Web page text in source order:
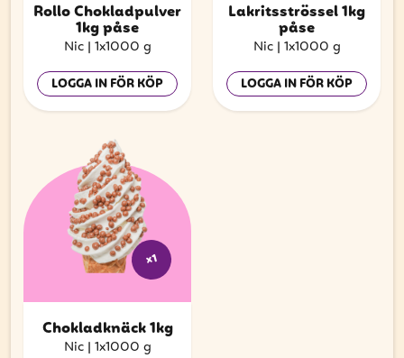
Rollo Chokladpulver
1kg påse
Nic | 1x1000 g
LOGGA IN FÖR KÖP
Lakritsströssel 1kg
påse
Nic | 1x1000 g
LOGGA IN FÖR KÖP
x1
Chokladknäck 1kg
Nic | 1x1000 g